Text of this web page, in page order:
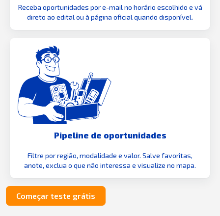
Receba oportunidades por e-mail no horário escolhido e vá
direto ao edital ou à página oficial quando disponível.
Pipeline de oportunidades
Filtre por região, modalidade e valor. Salve favoritas,
anote, exclua o que não interessa e visualize no mapa.
Começar teste grátis